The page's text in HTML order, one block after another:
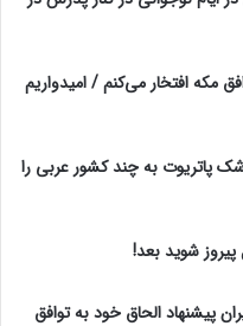
مکه افتخار می‌کنم / امیدواریم
پاتریوت به چند کشور عربی را
پیروز شوید بعد!
پیشنهاد الحاق خود به توافق